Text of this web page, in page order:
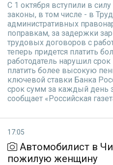
С 1 октября вступили в
законы, в том числе - в
административных
поправкам, за задержки
трудовых договоров с
теперь придется платить
работодатель нарушил
платить более высокую
ключевой ставки Банка
срок сумм за каждый день
сообщает «Российская
17:05
Автомобилист в
пожилую женщину